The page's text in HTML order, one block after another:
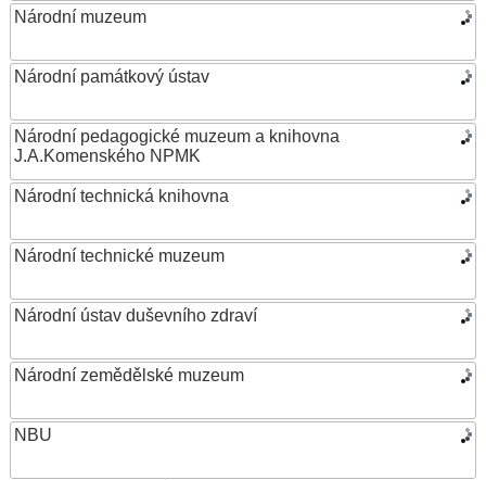
Národní muzeum
Národní památkový ústav
Národní pedagogické muzeum a knihovna
J.A.Komenského NPMK
Národní technická knihovna
Národní technické muzeum
Národní ústav duševního zdraví
Národní zemědělské muzeum
NBU